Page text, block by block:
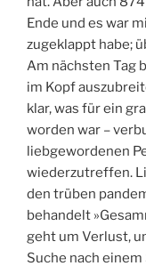
Ende und es war
zugeklappt habe;
Am nächsten Tag
im Kopf
klar, was für ein
worden war –
liebgewordenen
wiederzutreffen.
den trüben
behandelt
geht um Verlust,
Suche nach